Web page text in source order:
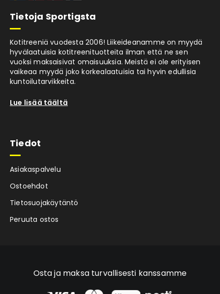
Tietoja Sportigsta
Kotitreeniä vuodesta 2006! Liikeideanamme on myydä
hyvälaatuisia kotitreenituotteita ilman että ne sen
vuoksi maksaisivat omaisuuksia. Meistä ei ole erityisen
vaikeaa myydä joko korkealaatuisia tai hyvin edullisia
kuntoilutarvikkeita.
Lue lisää täältä
Tiedot
Asiakaspalvelu
Ostoehdot
Tietosuojakäytäntö
Peruuta ostos
Osta ja maksa turvallisesti kanssamme